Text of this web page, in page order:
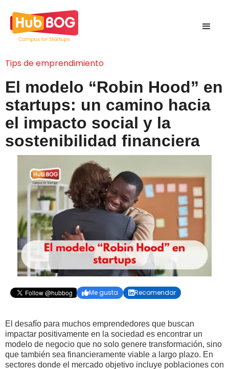
Tips de emprendimiento
El modelo “Robin Hood” en
startups: un camino hacia
el impacto social y la
sostenibilidad financiera
Me gusta Recomendar
El desafío para muchos emprendedores que buscan
impactar positivamente en la sociedad es encontrar un
modelo de negocio que no solo genere transformación, sino
que también sea financieramente viable a largo plazo. En
sectores donde el mercado objetivo incluye poblaciones con